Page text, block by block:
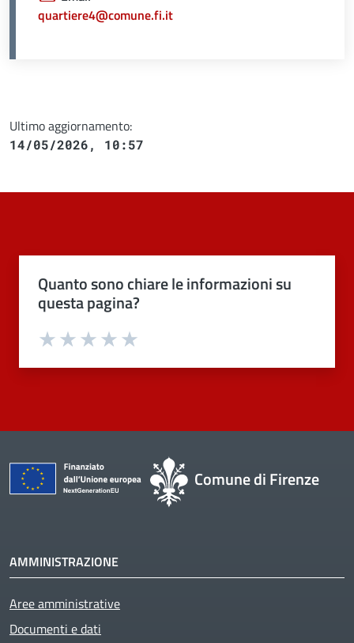
quartiere4@comune.fi.it
Ultimo aggiornamento:
14/05/2026, 10:57
Quanto sono chiare le informazioni su
questa pagina?
Valuta 4 stelle su 5
Valuta 3 stelle su 5
Valuta 2 stelle su 5
Valuta 1 stelle su 5
Comune di Firenze
AMMINISTRAZIONE
Aree amministrative
Documenti e dati